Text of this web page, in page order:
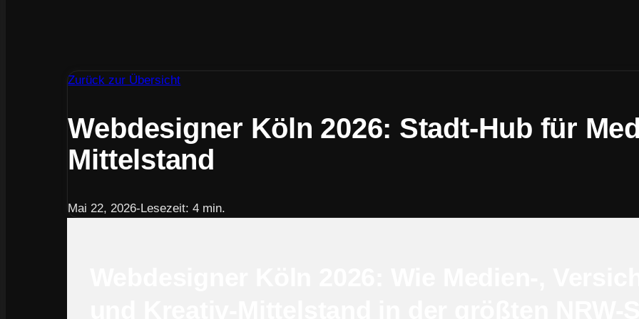
Zurück zur Übersicht
Webdesigner Köln 2026: Stadt-Hub für
Mittelstand
Mai 22, 2026-Lesezeit: 4 min.